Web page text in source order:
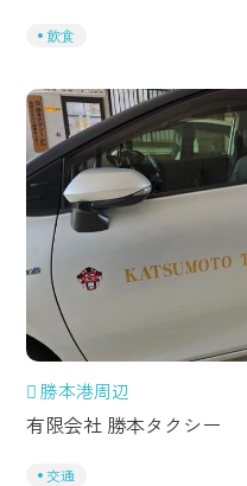
飲食
勝本港周辺
有限会社 勝本タクシー
交通